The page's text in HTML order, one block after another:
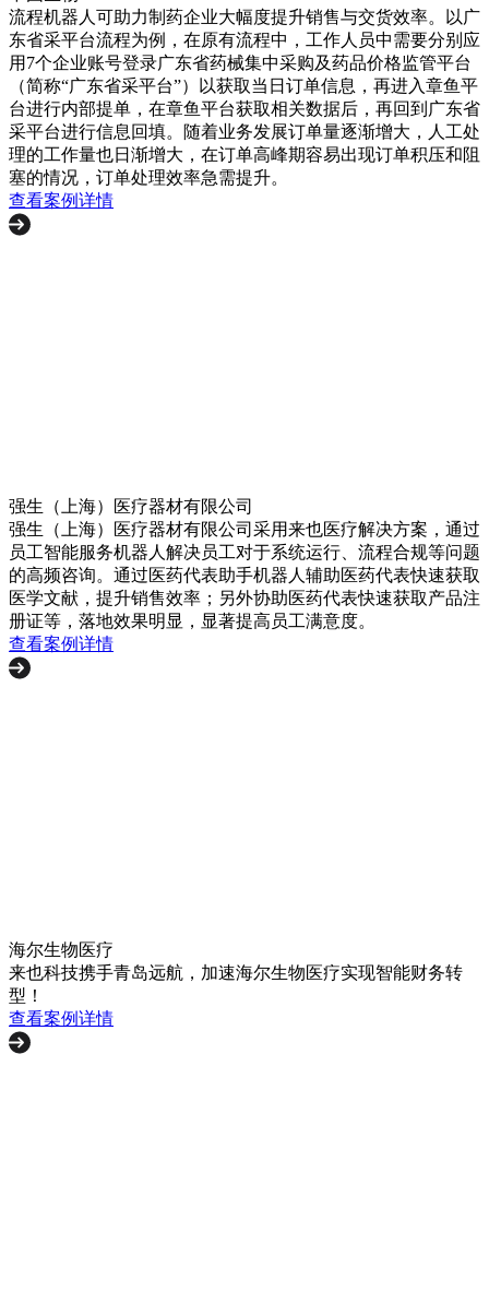
流程机器人可助力制药企业大幅度提升销售与交货效率。以广
东省采平台流程为例，在原有流程中，工作人员中需要分别应
用7个企业账号登录广东省药械集中采购及药品价格监管平台
（简称“广东省采平台”）以获取当日订单信息，再进入章鱼平
台进行内部提单，在章鱼平台获取相关数据后，再回到广东省
采平台进行信息回填。随着业务发展订单量逐渐增大，人工处
理的工作量也日渐增大，在订单高峰期容易出现订单积压和阻
塞的情况，订单处理效率急需提升。
查看案例详情
强生（上海）医疗器材有限公司
强生（上海）医疗器材有限公司采用来也医疗解决方案，通过
员工智能服务机器人解决员工对于系统运行、流程合规等问题
的高频咨询。通过医药代表助手机器人辅助医药代表快速获取
医学文献，提升销售效率；另外协助医药代表快速获取产品注
册证等，落地效果明显，显著提高员工满意度。
查看案例详情
海尔生物医疗
来也科技携手青岛远航，加速海尔生物医疗实现智能财务转
型！
查看案例详情